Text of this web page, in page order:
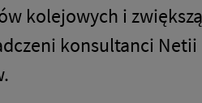
kolejowych i zwiększą
konsultanci Netii